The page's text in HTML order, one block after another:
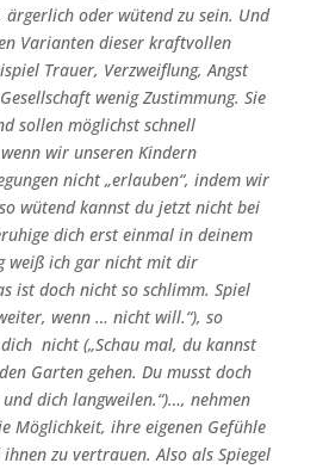
oder wütend zu sein. Und
Varianten dieser kraftvollen
Trauer, Verzweiflung, Angst
wenig Zustimmung. Sie
sollen möglichst schnell
wir unseren Kindern
nicht „erlauben“, indem wir
wütend kannst du jetzt nicht bei
dich erst einmal in deinem
weiß ich gar nicht mit dir
ist doch nicht so schlimm. Spiel
wenn … nicht will.“), so
nicht („Schau mal, du kannst
Garten gehen. Du musst doch
dich langweilen.“)…, nehmen
Möglichkeit, ihre eigenen Gefühle
zu vertrauen. Also als Spiegel